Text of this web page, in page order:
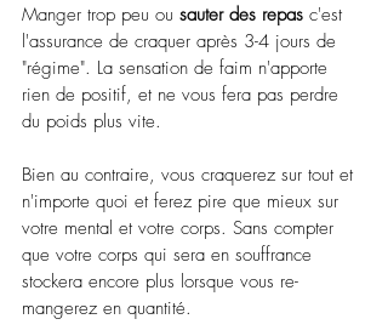
Manger trop peu ou sauter des repas c'est
l'assurance de craquer après 3-4 jours de
"régime". La sensation de faim n'apporte
rien de positif, et ne vous fera pas perdre
du poids plus vite.
Bien au contraire, vous craquerez sur tout et
n'importe quoi et ferez pire que mieux sur
votre mental et votre corps. Sans compter
que votre corps qui sera en souffrance
stockera encore plus lorsque vous re-
mangerez en quantité.